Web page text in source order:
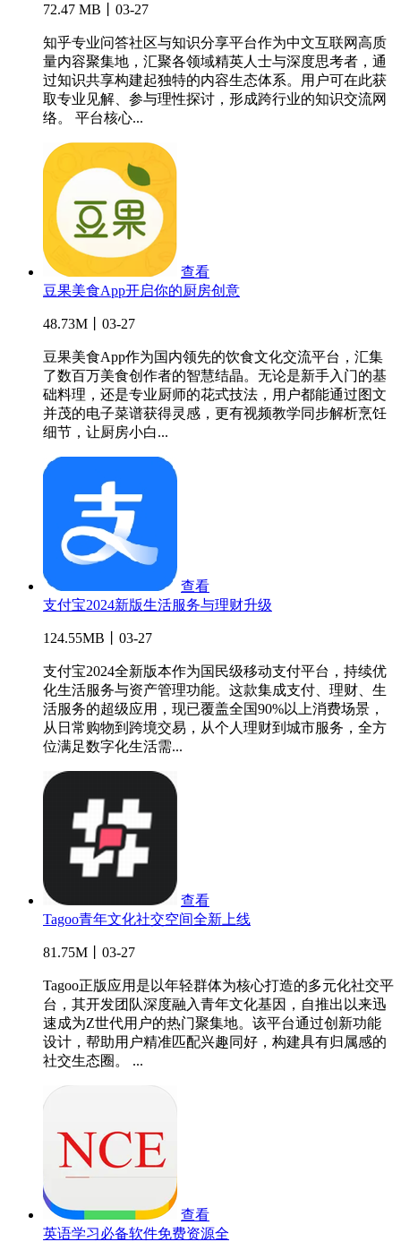
72.47 MB丨03-27
知乎专业问答社区与知识分享平台作为中文互联网高质
量内容聚集地，汇聚各领域精英人士与深度思考者，通
过知识共享构建起独特的内容生态体系。用户可在此获
取专业见解、参与理性探讨，形成跨行业的知识交流网
络。 平台核心...
查看
豆果美食App开启你的厨房创意
48.73M丨03-27
豆果美食App作为国内领先的饮食文化交流平台，汇集
了数百万美食创作者的智慧结晶。无论是新手入门的基
础料理，还是专业厨师的花式技法，用户都能通过图文
并茂的电子菜谱获得灵感，更有视频教学同步解析烹饪
细节，让厨房小白...
查看
支付宝2024新版生活服务与理财升级
124.55MB丨03-27
支付宝2024全新版本作为国民级移动支付平台，持续优
化生活服务与资产管理功能。这款集成支付、理财、生
活服务的超级应用，现已覆盖全国90%以上消费场景，
从日常购物到跨境交易，从个人理财到城市服务，全方
位满足数字化生活需...
查看
Tagoo青年文化社交空间全新上线
81.75M丨03-27
Tagoo正版应用是以年轻群体为核心打造的多元化社交平
台，其开发团队深度融入青年文化基因，自推出以来迅
速成为Z世代用户的热门聚集地。该平台通过创新功能
设计，帮助用户精准匹配兴趣同好，构建具有归属感的
社交生态圈。 ...
查看
英语学习必备软件免费资源全